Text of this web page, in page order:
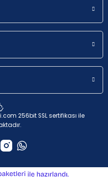
256bit SSL sertifikası ile
e-